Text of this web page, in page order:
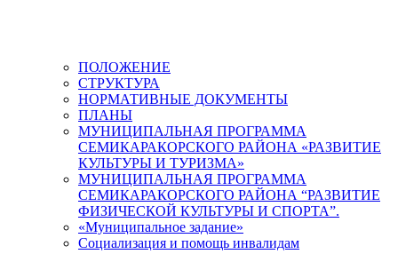
ПОЛОЖЕНИЕ
СТРУКТУРА
НОРМАТИВНЫЕ ДОКУМЕНТЫ
ПЛАНЫ
МУНИЦИПАЛЬНАЯ ПРОГРАММА
СЕМИКАРАКОРСКОГО РАЙОНА «РАЗВИТИЕ
КУЛЬТУРЫ И ТУРИЗМА»
МУНИЦИПАЛЬНАЯ ПРОГРАММА
СЕМИКАРАКОРСКОГО РАЙОНА “РАЗВИТИЕ
ФИЗИЧЕСКОЙ КУЛЬТУРЫ И СПОРТА”.
«Муниципальное задание»
Социализация и помощь инвалидам